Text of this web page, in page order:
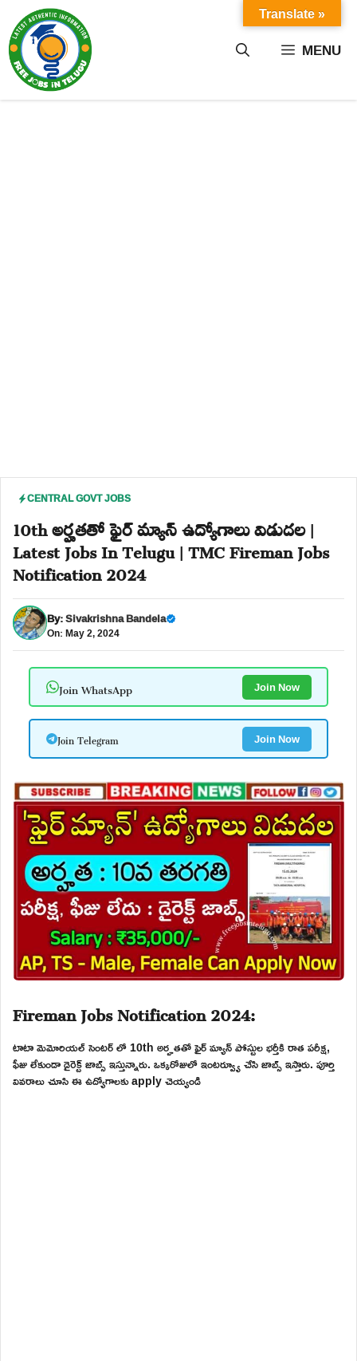
content MENU
CENTRAL GOVT JOBS
10th అర్హతతో ఫైర్ మ్యాన్ ఉద్యోగాలు విడుదల |
Latest Jobs In Telugu | TMC Fireman Jobs
Notification 2024
By:Sivakrishna Bandela
On: May 2, 2024
Join WhatsApp Join Now
Join Telegram Join Now
Fireman Jobs Notification 2024:
టాటా మెమోరియల్ సెంటర్ లో 10th అర్హతతో ఫైర్ మ్యాన్ పోస్టుల భర్తీకి రాత పరీక్ష,
ఫీజు లేకుండా డైరెక్ట్ జాబ్స్ ఇస్తున్నారు. ఒక్కరోజులో ఇంటర్వ్యూ చేసి జాబ్స్ ఇస్తారు. పూర్తి
వివరాలు చూసి ఈ ఉద్యోగాలకు apply చెయ్యండి
Translate »